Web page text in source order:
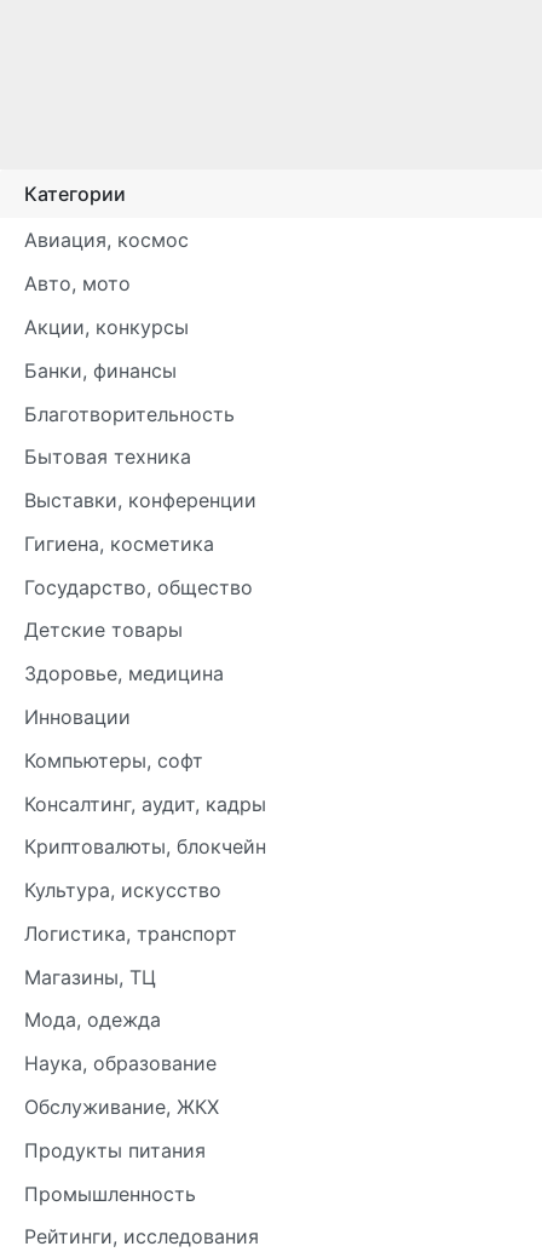
Категории
Авиация, космос
Авто, мото
Акции, конкурсы
Банки, финансы
Благотворительность
Бытовая техника
Выставки, конференции
Гигиена, косметика
Государство, общество
Детские товары
Здоровье, медицина
Инновации
Компьютеры, софт
Консалтинг, аудит, кадры
Криптовалюты, блокчейн
Культура, искусство
Логистика, транспорт
Магазины, ТЦ
Мода, одежда
Наука, образование
Обслуживание, ЖКХ
Продукты питания
Промышленность
Рейтинги, исследования